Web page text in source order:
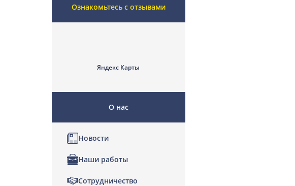
Ознакомьтесь с отзывами
Яндекс Карты
О нас
Новости
Наши работы
Сотрудничество